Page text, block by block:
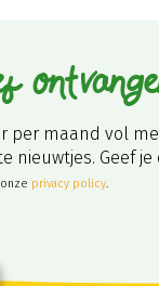
per maand vol
nieuwtjes. Geef
privacy policy.